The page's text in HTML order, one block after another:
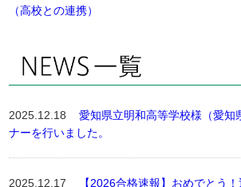
（高校との連携）
2025.12.18愛知県立明和高等学校様（愛知
ナーを行いました。
2025.12.17
【2026合格速報】おめでとう